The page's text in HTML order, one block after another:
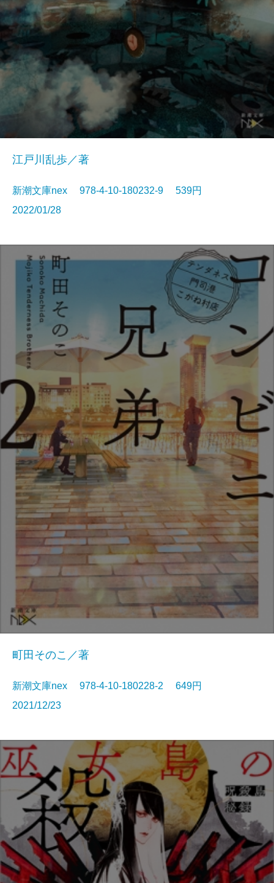
江戸川乱歩／著
新潮文庫nex 978-4-10-180232-9 539円
2022/01/28
町田そのこ／著
新潮文庫nex 978-4-10-180228-2 649円
2021/12/23